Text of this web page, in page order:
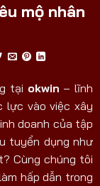
mộ nhân
tại okwin – lĩnh
lực vào việc xây
doanh của tập
tuyển dụng như
Cùng chúng tôi
hấp dẫn trong